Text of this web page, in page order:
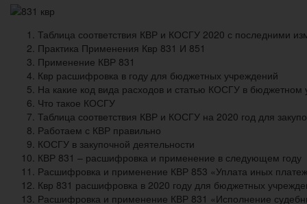
Таблица соответствия КВР и КОСГУ 2020 с последними
Практика Применения Квр 831 И 851
Применение КВР 831
Квр расшифровка в году для бюджетных учреждений
На какие код вида расходов и статью КОСГУ в бюджетном
Что такое КОСГУ
Таблица соответствия КВР и КОСГУ на 2020 год для
Работаем с КВР правильно
КОСГУ в закупочной деятельности
КВР 831 – расшифровка и применение в следующем году
Расшифровка и применение КВР 853 «Уплата иных
Квр 831 расшифровка в 2020 году для бюджетных
Расшифровка и применение КВР 831 «Исполнение